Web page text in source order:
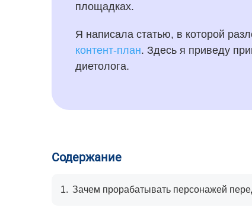
площадках.
Я написала статью, в которой
контент-план. Здесь я приведу
диетолога.
Содержание
1. Зачем прорабатывать персонажей